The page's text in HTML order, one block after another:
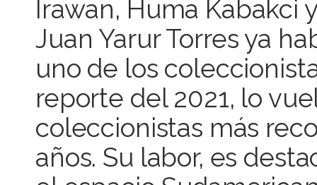
Irawan, Huma Kabakci
Juan Yarur Torres ya
uno de los
reporte del 2021, lo
coleccionistas más
años. Su labor, es